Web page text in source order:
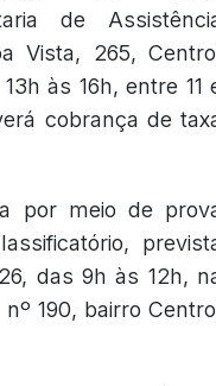
de
Vista, 265,
às 16h, entre 11
cobrança de
por meio de
das 9h às 12h,
nº 190, bairro